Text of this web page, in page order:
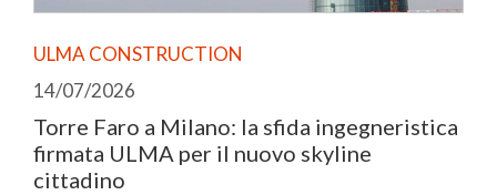
ULMA CONSTRUCTION
14/07/2026
Torre Faro a Milano: la sfida ingegneristica
firmata ULMA per il nuovo skyline
cittadino